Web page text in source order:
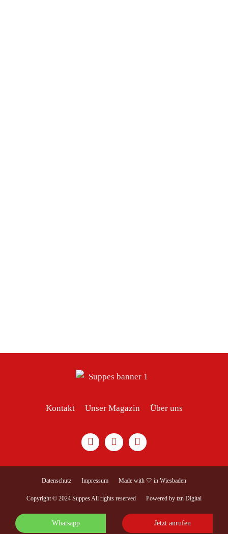
Kontakt Unser Magazin Über uns
Copyright © 2024 Suppes All rights reserved
Made with 🤍 in Wiesbaden
Datenschutz Impressum
Powered by tzn Digital
Whatsapp Jetzt anrufen